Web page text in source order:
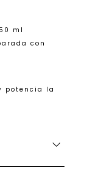
ml
con
potencia la